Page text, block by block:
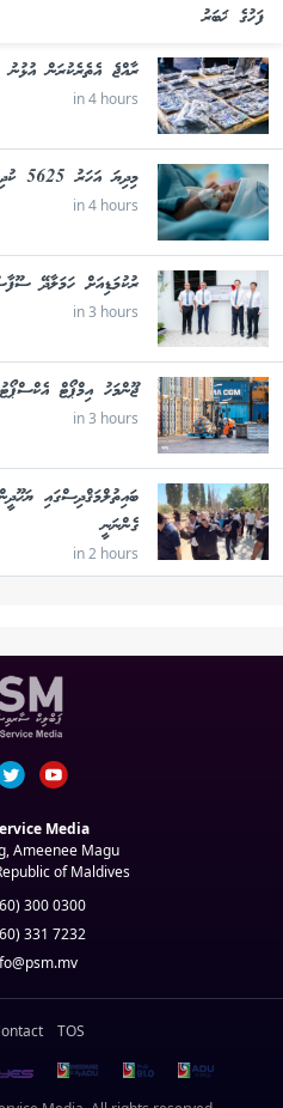
ފަހުގެ ޚަބަރު
ރާއްޖެ އެތެރެކުރަން އުޅުނު 800 ވޭޕް ކާޓްރިޖް
in 4 hours
މިދިޔަ އަހަރު 5625 ކުދިން އުފަންވި، 1399 މީހަކު ނިޔާވި
in 4 hours
ރުކުމަޑިއަށް ހަމަލާދޭ
in 3 hours
ޖޫންމަހު އިމްޕޯޓް އެކްސްޕޯޓުން
in 3 hours
ބައިތުލްމަޤްދިސްގައި
ގެންނަނީ
in 2 hours
Media
Ameenee Magu
of Maldives
300 0300
331 7232
TOS